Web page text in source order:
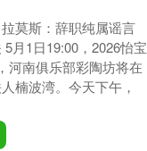
拉莫斯：辞职纯属谣言
月1日19:00，2026怡宝
河南俱乐部彩陶坊将在
楠波湾。今天下午，